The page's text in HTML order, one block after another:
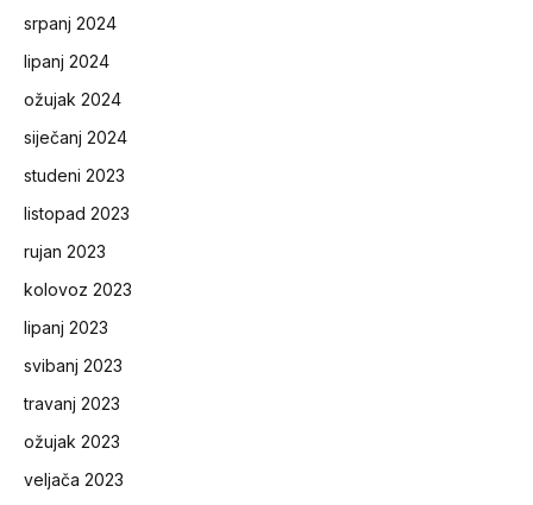
srpanj 2024
lipanj 2024
ožujak 2024
siječanj 2024
studeni 2023
listopad 2023
rujan 2023
kolovoz 2023
lipanj 2023
svibanj 2023
travanj 2023
ožujak 2023
veljača 2023